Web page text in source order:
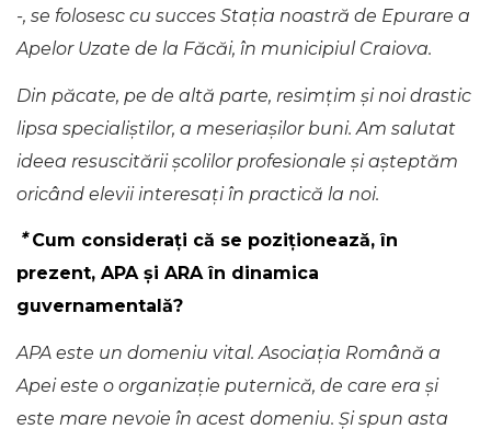
-, se folosesc cu succes Stația noastră de Epurare a
Apelor Uzate de la Făcăi, în municipiul Craiova.
Din păcate, pe de altă parte, resimțim și noi drastic
lipsa specialiștilor, a meseriașilor buni. Am salutat
ideea resuscitării școlilor profesionale și așteptăm
oricând elevii interesați în practică la noi.
*Cum considerați că se poziționează, în
prezent, APA și ARA în dinamica
guvernamentală?
APA este un domeniu vital. Asociația Română a
Apei este o organizație puternică, de care era și
este mare nevoie în acest domeniu. Și spun asta